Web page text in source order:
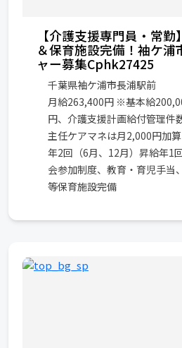
【介護支援専門員・常
＆保育施設完備！袖ケ浦
ャー募集Cphk27425
千葉県袖ケ浦市長浦駅前
月給263,400円 ※基本給
円、介護支援計画給付管理件
主任ケアマネは月2,000円加算
年2回（6月、12月）昇給年1
会参加制度、教育・育児手当
等保育施設完備